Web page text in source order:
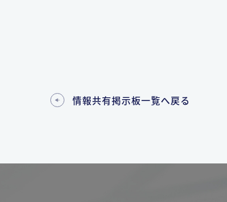
情報共有掲示板一覧へ戻る